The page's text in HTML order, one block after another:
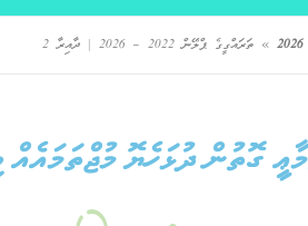
» ތަރައްގީގެ ޕްލޭން 2022 – 2026 | ދާއިރާ 2
ގޮތުން ދުޅަހެޔޮ